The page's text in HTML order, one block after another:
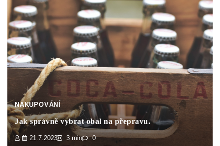
NAKUPOVÁNÍ
Jak správně vybrat obal na přepravu.
21.7.2023 3 min 0